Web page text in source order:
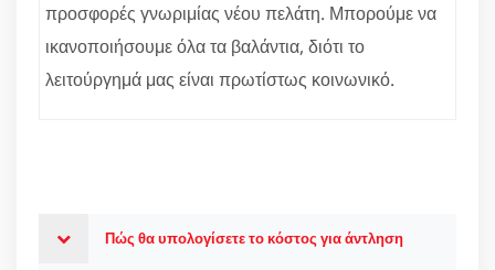
προσφορές γνωριμίας νέου πελάτη. Μπορούμε να
ικανοποιήσουμε όλα τα βαλάντια, διότι το
λειτούργημά μας είναι πρωτίστως κοινωνικό.
Πώς θα υπολογίσετε το κόστος για άντληση